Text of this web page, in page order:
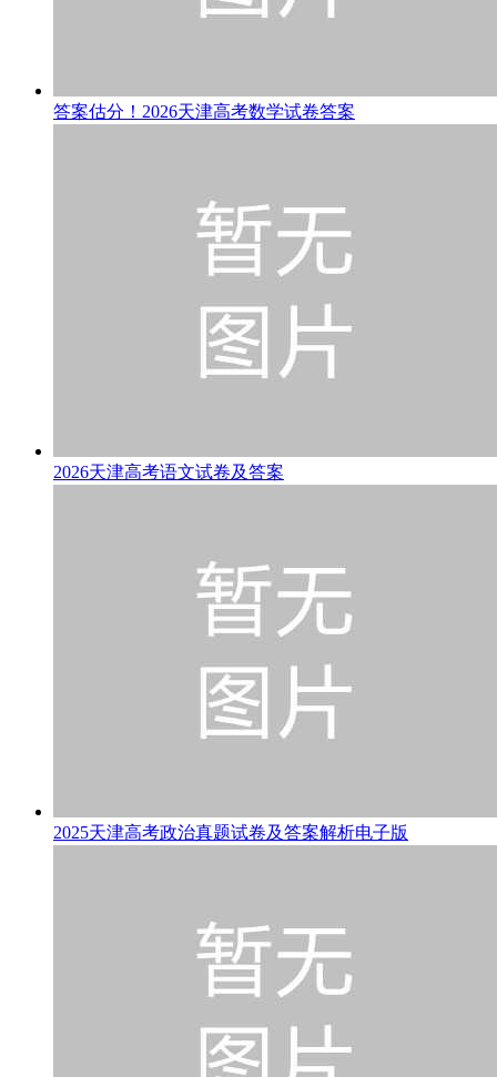
答案估分！2026天津高考数学试卷答案
2026天津高考语文试卷及答案
2025天津高考政治真题试卷及答案解析电子版